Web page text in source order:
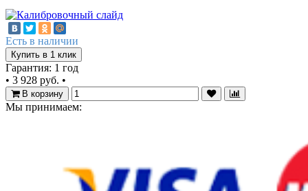
Есть в наличии
Купить в 1 клик
Гарантия: 1 год
• 3 928 руб. •
В корзину
Мы принимаем: